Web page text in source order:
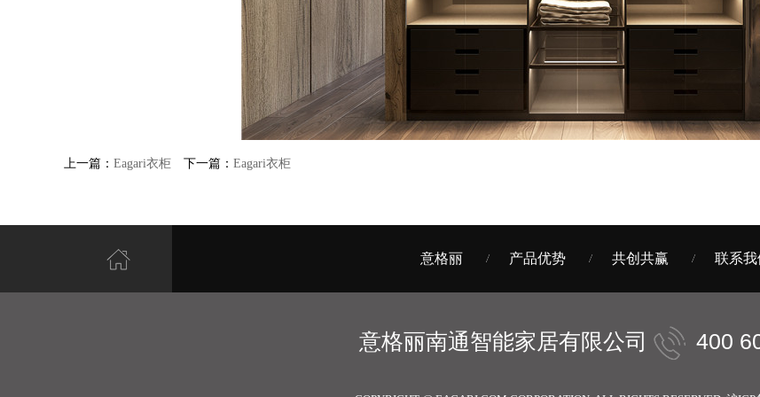
上一篇： Eagari衣柜 下一篇： Eagari衣柜
意格丽 产品优势 共创共赢 联系我
意格丽南通智能家居有限公司 400